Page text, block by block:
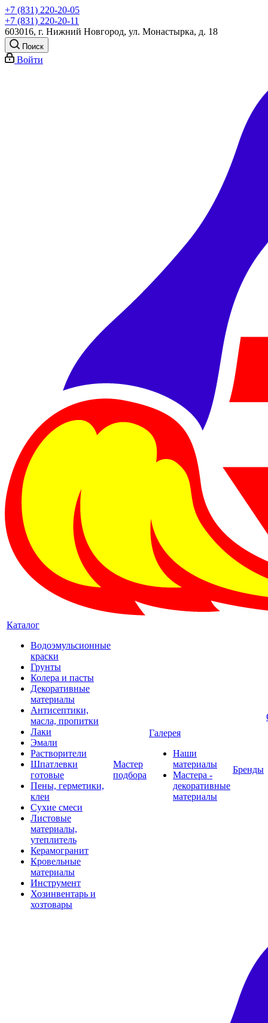
+7 (831) 220-20-05
+7 (831) 220-20-11
603016, г. Нижний Новгород, ул. Монастырка, д. 18
Поиск
Войти
Каталог
Водоэмульсионные
краски
Грунты
Колера и пасты
Декоративные
материалы
Антисептики,
масла, пропитки
Лаки
Эмали
Растворители
Шпатлевки
готовые
Пены, герметики,
клеи
Сухие смеси
Листовые
материалы,
утеплитель
Керамогранит
Кровельные
материалы
Инструмент
Хозинвентарь и
хозтовары
Мастер
подбора
Галерея
Наши
материалы
Мастера -
декоративные
материалы
Бренды